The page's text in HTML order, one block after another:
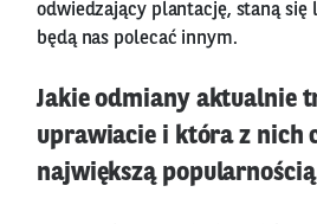
odwiedzający plantację, staną
będą nas polecać innym.
Jakie odmiany aktualnie
uprawiacie i która z nich
największą